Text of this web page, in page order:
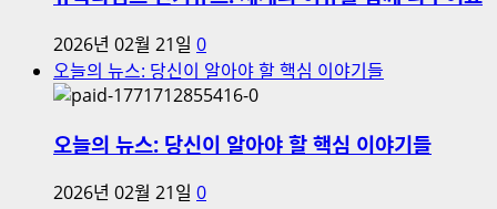
2026년 02월 21일 0
오늘의 뉴스: 당신이 알아야 할 핵심 이야기들
오늘의 뉴스: 당신이 알아야 할 핵심 이야기들
2026년 02월 21일 0